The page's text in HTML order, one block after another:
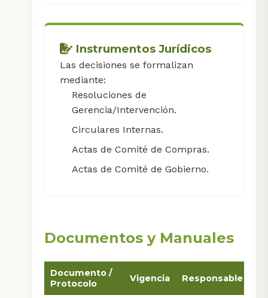
Instrumentos Jurídicos
Las decisiones se formalizan
mediante:
Resoluciones de
Gerencia/Intervención.
Circulares Internas.
Actas de Comité de Compras.
Actas de Comité de Gobierno.
Documentos y Manuales
Documento /
Protocolo
Vigencia Responsable